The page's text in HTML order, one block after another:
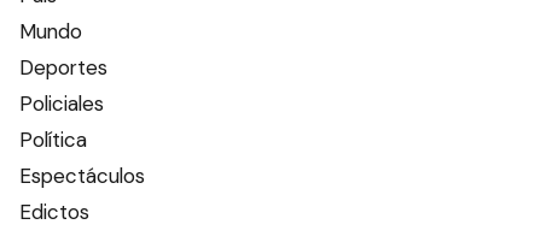
Mundo
Deportes
Policiales
Política
Espectáculos
Edictos